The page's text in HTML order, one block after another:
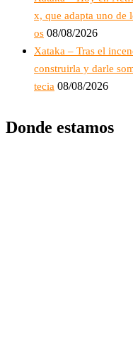
x, que adapta uno de
os 08/08/2026
Xataka – Tras el
construirla y darle
tecia 08/08/2026
Donde estamos